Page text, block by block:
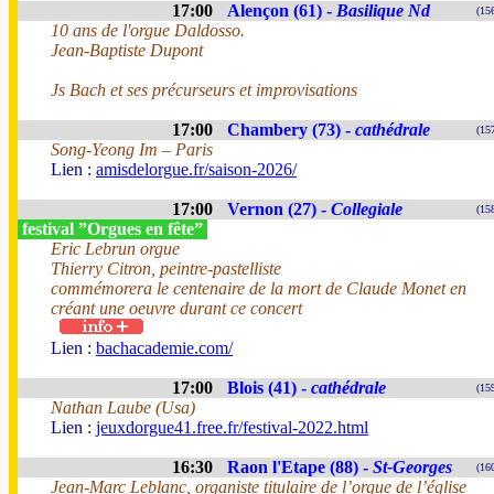
17:00 Alençon (61) - Basilique Nd
10 ans de l'orgue Daldosso.
Jean-Baptiste Dupont
Js Bach et ses précurseurs et improvisations
17:00 Chambery (73) - cathédrale
Song-Yeong Im – Paris
Lien : amisdelorgue.fr/saison-2026/
17:00 Vernon (27) - Collegiale
festival ”Orgues en fête”
Eric Lebrun orgue
Thierry Citron, peintre-pastelliste
commémorera le centenaire de la mort de Claude Monet en
créant une oeuvre durant ce concert
Lien : bachacademie.com/
17:00 Blois (41) - cathédrale
Nathan Laube (Usa)
Lien : jeuxdorgue41.free.fr/festival-2022.html
16:30 Raon l'Etape (88) - St-Georges
Jean-Marc Leblanc, organiste titulaire de l’orgue de l’église